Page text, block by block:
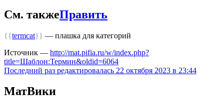
См. такжеПравить
{{termcat}} — плашка для категорий
Источник — http://mat.pifia.ru/w/index.php?
title=Шаблон:Термин&oldid=6064
Последний раз редактировалась 22 октября 2023 в 23:44
МатВики